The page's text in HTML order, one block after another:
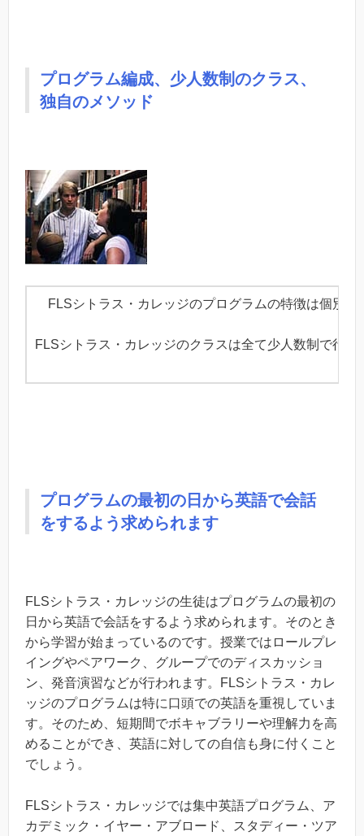
プログラム編成、少人数制のクラス、
独自のメソッド
FLSシトラス・カレッジのプログラムの特徴は個別的
FLSシトラス・カレッジのクラスは全て少人数制で行
プログラムの最初の日から英語で会話
をするよう求められます
FLSシトラス・カレッジの生徒はプログラムの最初の
日から英語で会話をするよう求められます。そのとき
から学習が始まっているのです。授業ではロールプレ
イングやペアワーク、グループでのディスカッショ
ン、発音演習などが行われます。FLSシトラス・カレ
ッジのプログラムは特に口頭での英語を重視していま
す。そのため、短期間でボキャブラリーや理解力を高
めることができ、英語に対しての自信も身に付くこと
でしょう。
FLSシトラス・カレッジでは集中英語プログラム、ア
カデミック・イヤー・アブロード、スタディー・ツア